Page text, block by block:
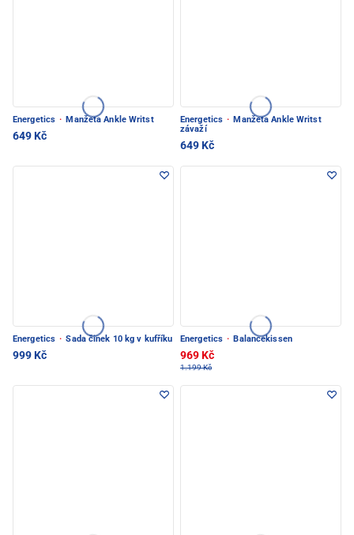
Energetics · Manžeta Ankle Writst
649 Kč
Energetics · Manžeta Ankle Writst
závaží
649 Kč
Energetics · Sada činek 10 kg v kufříku
999 Kč
Energetics · Balancekissen
969 Kč
1.199 Kč